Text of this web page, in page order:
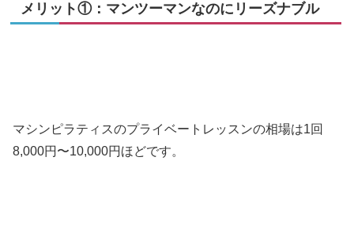
メリット①：マンツーマンなのにリーズナブル
マシンピラティスのプライベートレッスンの相場は1回
8,000円〜10,000円ほどです。